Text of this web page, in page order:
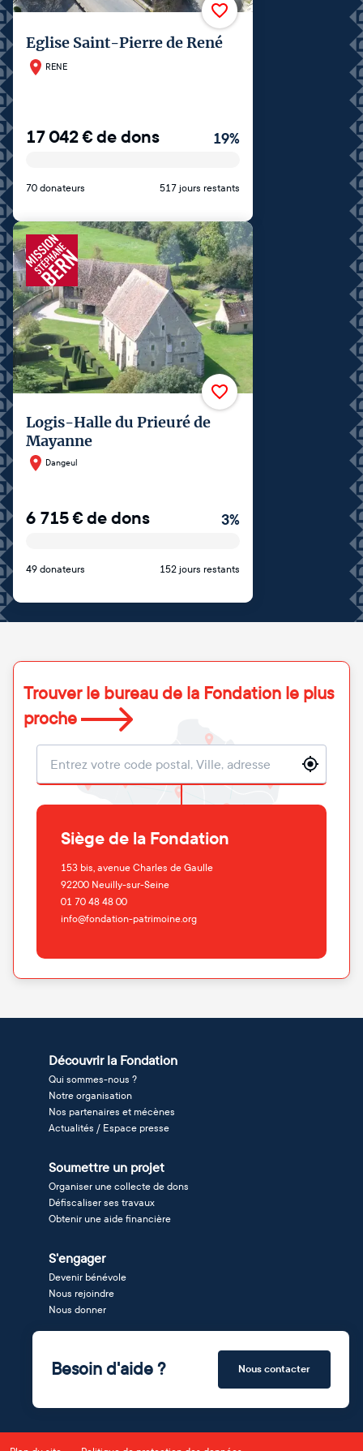
Eglise Saint-Pierre de René
RENE
17 042€de dons 19%
70 donateurs 517 jours restants
Logis-Halle du Prieuré de
Mayanne
Dangeul
6 715€de dons 3%
49 donateurs 152 jours restants
Trouver le bureau de la Fondation le plus
proche
Localisation
Siège de la Fondation
153 bis, avenue Charles de Gaulle
92200 Neuilly-sur-Seine
01 70 48 48 00
info@fondation-patrimoine.org
Découvrir la Fondation
Qui sommes-nous ?
Notre organisation
Nos partenaires et mécènes
Actualités / Espace presse
Soumettre un projet
Organiser une collecte de dons
Défiscaliser ses travaux
Obtenir une aide financière
S'engager
Devenir bénévole
Nous rejoindre
Nous donner
Besoin d'aide ? Nous contacter